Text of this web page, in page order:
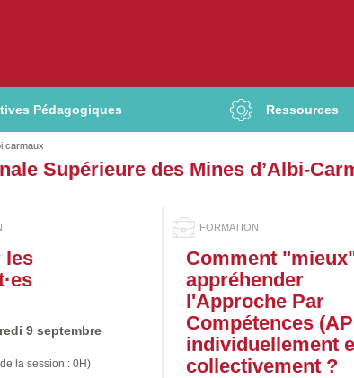
Pédagogiques Ressources
carmaux
Supérieure des Mines d’Albi-
les
9 septembre
la session : 0H)
Comment
appréhender
l'Approche Par
Compétences
individuellement
collectivement ?